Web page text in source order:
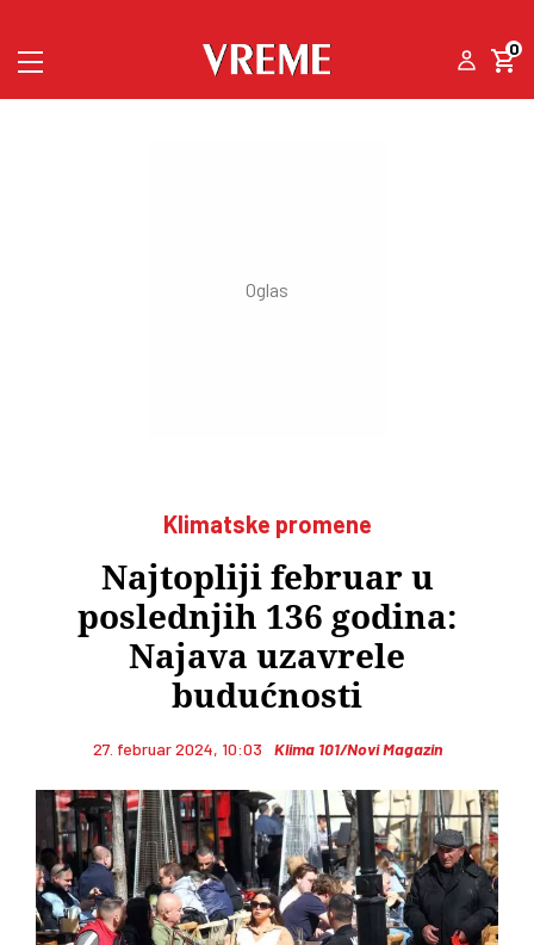
0
Klimatske promene
Najtopliji februar u
poslednjih 136 godina:
Najava uzavrele
budućnosti
27. februar 2024, 10:03 Klima 101/Novi Magazin